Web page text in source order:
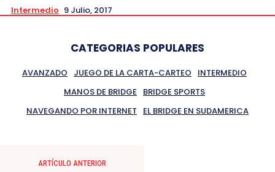
Intermedio 9 Julio, 2017
CATEGORIAS POPULARES
AVANZADO JUEGO DE LA CARTA-CARTEO
INTERMEDIO
MANOS DE BRIDGE
BRIDGE SPORTS
NAVEGANDO POR INTERNET
EL BRIDGE EN SUDAMERICA
ARTÍCULO ANTERIOR